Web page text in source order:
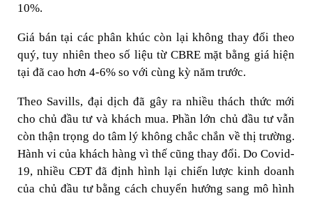
10%.
Giá bán tại các phân khúc còn lại không thay đổi theo
quý, tuy nhiên theo số liệu từ CBRE mặt bằng giá hiện
tại đã cao hơn 4-6% so với cùng kỳ năm trước.
Theo Savills, đại dịch đã gây ra nhiều thách thức mới
cho chủ đầu tư và khách mua. Phần lớn chủ đầu tư vẫn
còn thận trọng do tâm lý không chắc chắn về thị trường.
Hành vi của khách hàng vì thế cũng thay đổi. Do Covid-
19, nhiều CĐT đã định hình lại chiến lược kinh doanh
của chủ đầu tư bằng cách chuyển hướng sang mô hình